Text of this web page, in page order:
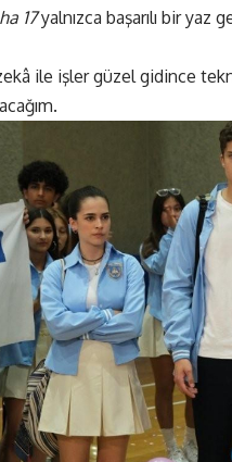
17yalnızca başarılı bir yaz
ile işler güzel gidince